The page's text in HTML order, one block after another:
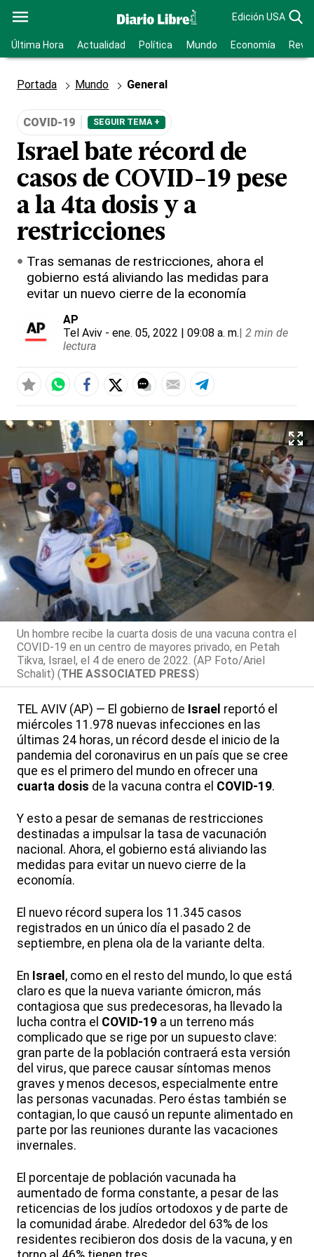
Edición USA
Última Hora Actualidad Política Mundo Economía
Portada Mundo General
COVID-19 SEGUIR TEMA +
Israel bate récord de
casos de COVID-19 pese
a la 4ta dosis y a
restricciones
Tras semanas de restricciones, ahora el
gobierno está aliviando las medidas para
evitar un nuevo cierre de la economía
AP
Tel Aviv - ene. 05, 2022 | 09:08 a. m.| 2 min de
lectura
Un hombre recibe la cuarta dosis de una vacuna contra el
COVID-19 en un centro de mayores privado, en Petah
Tikva, Israel, el 4 de enero de 2022. (AP Foto/Ariel
Schalit) (THE ASSOCIATED PRESS)
TEL AVIV (AP) — El gobierno de Israel reportó el
miércoles 11.978 nuevas infecciones en las
últimas 24 horas, un récord desde el inicio de la
pandemia del coronavirus en un país que se cree
que es el primero del mundo en ofrecer una
cuarta dosis de la vacuna contra el COVID-19.
Y esto a pesar de semanas de restricciones
destinadas a impulsar la tasa de vacunación
nacional. Ahora, el gobierno está aliviando las
medidas para evitar un nuevo cierre de la
economía.
El nuevo récord supera los 11.345 casos
registrados en un único día el pasado 2 de
septiembre, en plena ola de la variante delta.
En Israel , como en el resto del mundo, lo que está
claro es que la nueva variante ómicron, más
contagiosa que sus predecesoras, ha llevado la
lucha contra el COVID-19 a un terreno más
complicado que se rige por un supuesto clave:
gran parte de la población contraerá esta versión
del virus, que parece causar síntomas menos
graves y menos decesos, especialmente entre
las personas vacunadas. Pero éstas también se
contagian, lo que causó un repunte alimentado en
parte por las reuniones durante las vacaciones
invernales.
El porcentaje de población vacunada ha
aumentado de forma constante, a pesar de las
reticencias de los judíos ortodoxos y de parte de
la comunidad árabe. Alrededor del 63% de los
residentes recibieron dos dosis de la vacuna, y en